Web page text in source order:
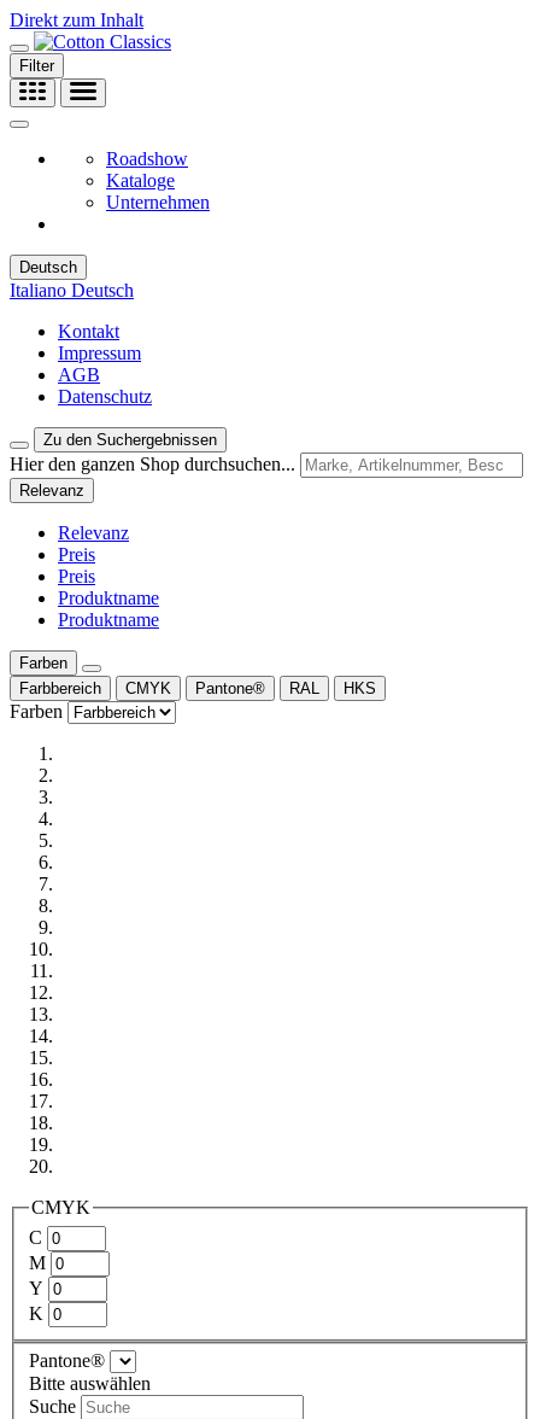
Direkt zum Inhalt
Filter
Roadshow
Kataloge
Unternehmen
Deutsch
Italiano Deutsch
Kontakt
Impressum
AGB
Datenschutz
Zu den Suchergebnissen
Hier den ganzen Shop durchsuchen...
Relevanz
Relevanz
Preis
Preis
Produktname
Produktname
Farben
Farbbereich
CMYK Pantone® RAL HKS
Farben
CMYK
C
M
Y
K
Pantone®
Bitte auswählen
Suche